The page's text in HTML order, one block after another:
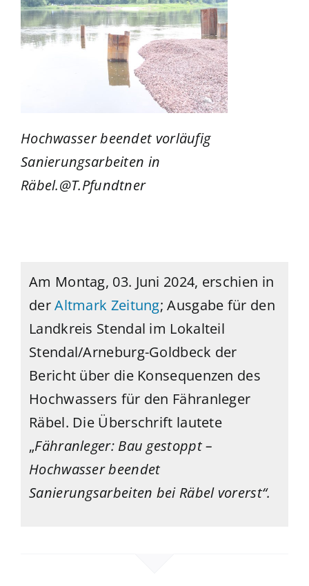
Hochwasser beendet vorläufig
Sanierungsarbeiten in
Räbel.@T.Pfundtner
Am Montag, 03. Juni 2024, erschien in
derAltmark Zeitung; Ausgabe für den
Landkreis Stendal im Lokalteil
Stendal/Arneburg-Goldbeck der
Bericht über die Konsequenzen des
Hochwassers für den Fähranleger
Räbel. Die Überschrift lautete
„Fähranleger: Bau gestoppt –
Hochwasser beendet
Sanierungsarbeiten bei Räbel vorerst“.